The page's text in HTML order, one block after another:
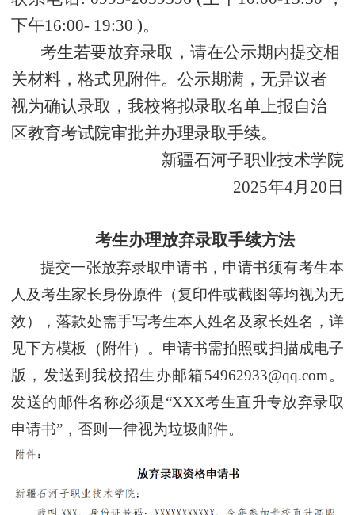
下午16:00- 19:30 )。
考生若要放弃录取，请在公示期内提交相
关材料，格式见附件。公示期满，无异议者
视为确认录取，我校将拟录取名单上报自治
区教育考试院审批并办理录取手续。
新疆石河子职业技术学院
2025年4月20日
考生办理放弃录取手续方法
提交一张放弃录取申请书，申请书须有考生本
人及考生家长身份原件（复印件或截图等均视为无
效），落款处需手写考生本人姓名及家长姓名，详
见下方模板（附件）。申请书需拍照或扫描成电子
版，发送到我校招生办邮箱54962933@qq.com。
发送的邮件名称必须是“XXX考生直升专放弃录取
申请书”，否则一律视为垃圾邮件。